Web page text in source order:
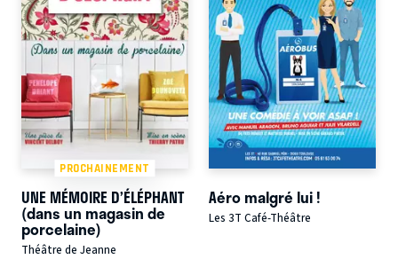
PROCHAINEMENT
UNE MÉMOIRE D’ÉLÉPHANT
(dans un magasin de
porcelaine)
Théâtre de Jeanne
Aéro malgré lui !
Les 3T Café-Théâtre